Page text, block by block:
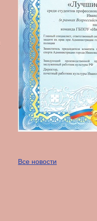
Все новости